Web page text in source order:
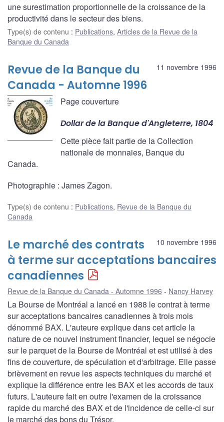
une surestimation proportionnelle de la croissance de la
productivité dans le secteur des biens.
Type(s) de contenu : Publications, Articles de la Revue de la
Banque du Canada
11 novembre 1996
Revue de la Banque du
Canada - Automne 1996
Page couverture
Dollar de la Banque d'Angleterre, 1804
Cette pièce fait partie de la Collection
nationale de monnaies, Banque du
Canada.
Photographie : James Zagon.
Type(s) de contenu : Publications, Revue de la Banque du
Canada
10 novembre 1996
Le marché des contrats
à terme sur acceptations bancaires
canadiennes
Revue de la Banque du Canada - Automne 1996 Nancy Harvey
La Bourse de Montréal a lancé en 1988 le contrat à terme
sur acceptations bancaires canadiennes à trois mois
dénommé BAX. L'auteure explique dans cet article la
nature de ce nouvel instrument financier, lequel se négocie
sur le parquet de la Bourse de Montréal et est utilisé à des
fins de couverture, de spéculation et d'arbitrage. Elle passe
brièvement en revue les aspects techniques du marché et
explique la différence entre les BAX et les accords de taux
futurs. L'auteure fait en outre l'examen de la croissance
rapide du marché des BAX et de l'incidence de celle-ci sur
le marché des bons du Trésor.